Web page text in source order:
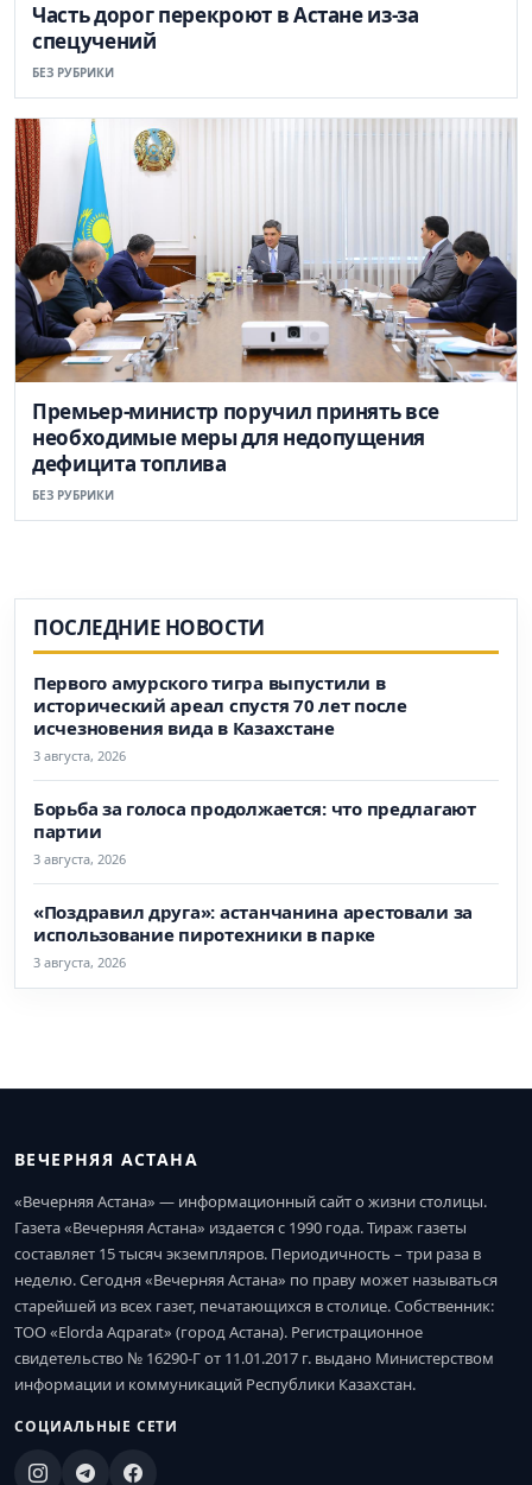
Часть дорог перекроют в Астане из-за
спецучений
БЕЗ РУБРИКИ
Премьер-министр поручил принять все
необходимые меры для недопущения
дефицита топлива
БЕЗ РУБРИКИ
ПОСЛЕДНИЕ НОВОСТИ
Первого амурского тигра выпустили в
исторический ареал спустя 70 лет после
исчезновения вида в Казахстане
3 августа, 2026
Борьба за голоса продолжается: что предлагают
партии
3 августа, 2026
«Поздравил друга»: астанчанина арестовали за
использование пиротехники в парке
3 августа, 2026
ВЕЧЕРНЯЯ АСТАНА
«Вечерняя Астана» — информационный сайт о жизни столицы.
Газета «Вечерняя Астана» издается с 1990 года. Тираж газеты
составляет 15 тысяч экземпляров. Периодичность – три раза в
неделю. Сегодня «Вечерняя Астана» по праву может называться
старейшей из всех газет, печатающихся в столице. Собственник:
ТОО «Elorda Aqparat» (город Астана). Регистрационное
свидетельство № 16290-Г от 11.01.2017 г. выдано Министерством
информации и коммуникаций Республики Казахстан.
СОЦИАЛЬНЫЕ СЕТИ